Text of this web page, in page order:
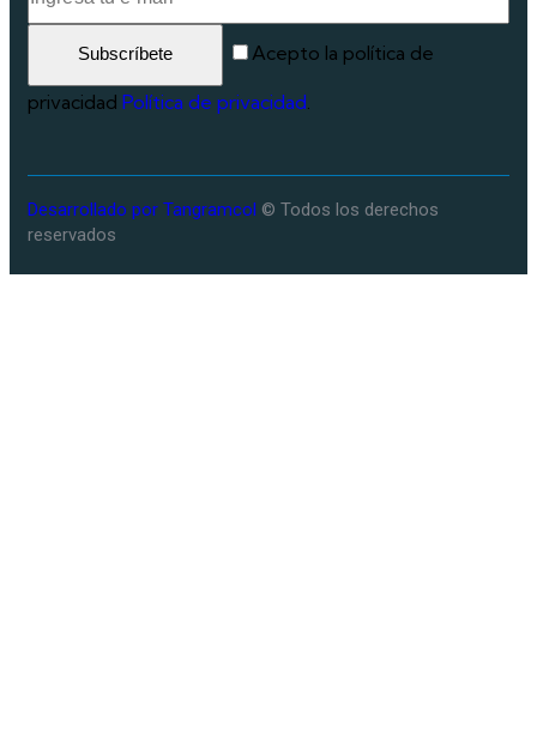
Subscríbete Acepto la política de
privacidad Política de privacidad.
Desarrollado por Tangramcol © Todos los derechos
reservados